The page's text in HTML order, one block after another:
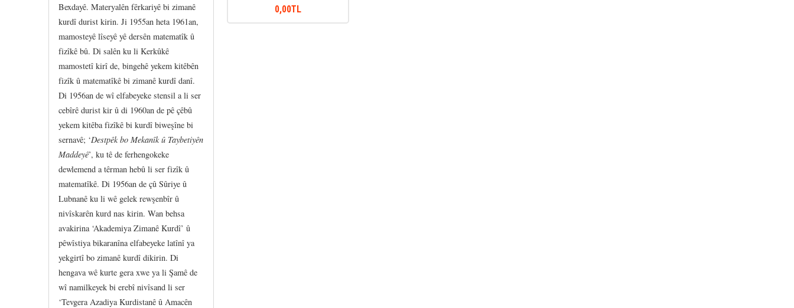
Bexdayê. Materyalên fêrkariyê bi zimanê
kurdî durist kirin. Ji 1955an heta 1961an,
mamosteyê lîseyê yê dersên matematîk û
fizîkê bû. Di salên ku li Kerkûkê
mamostetî kirî de, bingehê yekem kitêbên
fizîk û matematîkê bi zimanê kurdî danî.
Di 1956an de wî elfabeyeke stensil a li ser
cebîrê durist kir û di 1960an de pê çêbû
yekem kitêba fizîkê bi kurdî biweşîne bi
sernavê; ‘Destpêk bo Mekanîk û Taybetiyên
Maddeyê’, ku tê de ferhengokeke
dewlemend a têrman hebû li ser fizîk û
matematîkê. Di 1956an de çû Sûriye û
Lubnanê ku li wê gelek rewşenbîr û
nivîskarên kurd nas kirin. Wan behsa
avakirina ‘Akademiya Zimanê Kurdî’ û
pêwîstiya bikaranîna elfabeyeke latînî ya
yekgirtî bo zimanê kurdî dikirin. Di
hengava wê kurte gera xwe ya li Şamê de
wî namilkeyek bi erebî nivîsand li ser
‘Tevgera Azadiya Kurdistanê û Amacên
0,00TL